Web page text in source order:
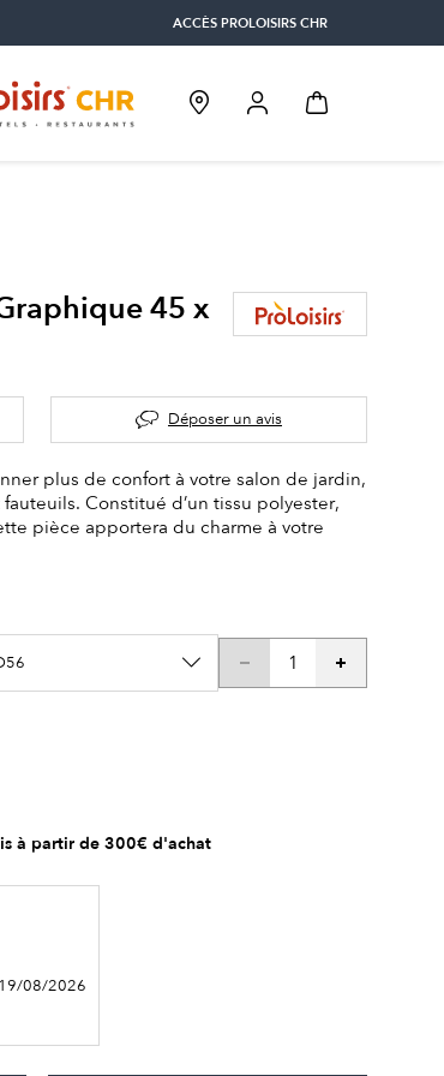
ACCÈS PROLOISIRS CHR
45 x
Déposer un avis
plus de confort à votre salon de jardin,
Constitué d’un tissu polyester,
pièce apportera du charme à votre
à partir de 300€ d'achat
08/2026